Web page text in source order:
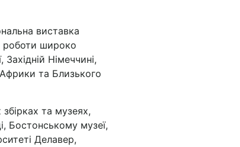
виставка
роботи широко
Німеччині,
Африки та Близького
та музеях,
Бостонському музеї,
Делавер,